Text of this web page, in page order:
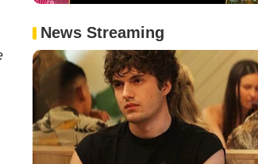
News Streaming